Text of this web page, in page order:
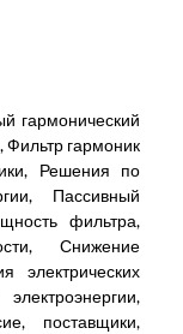
гармонический
Фильтр гармоник
Решения по
Пассивный
фильтра,
Снижение
электрических
поставщики,